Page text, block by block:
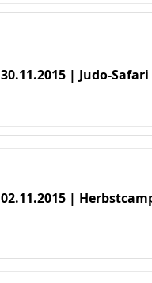
30.11.2015 | Judo-Safari
02.11.2015 |